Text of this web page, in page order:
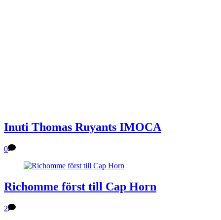
Inuti Thomas Ruyants IMOCA
0
Richomme först till Cap Horn
2